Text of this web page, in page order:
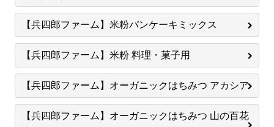
【兵四郎ファーム】米粉パンケーキミックス
【兵四郎ファーム】米粉 料理・菓子用
【兵四郎ファーム】オーガニックはちみつ アカシア
【兵四郎ファーム】オーガニックはちみつ 山の百花